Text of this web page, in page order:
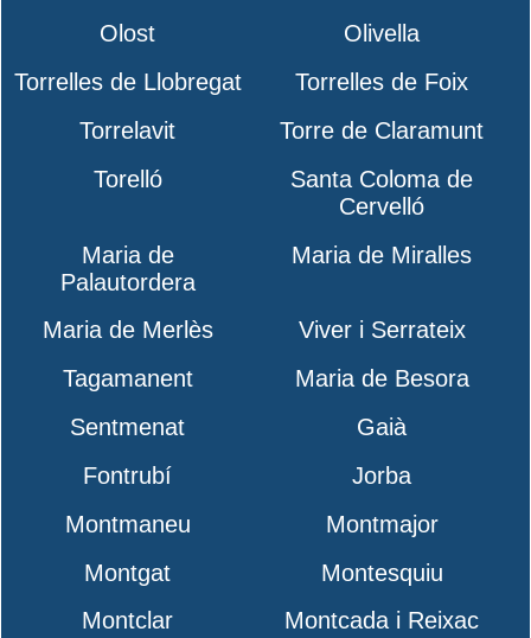
Olost
Olivella
Torrelles de Llobregat
Torrelles de Foix
Torrelavit
Torre de Claramunt
Torelló
Santa Coloma de
Cervelló
Maria de
Palautordera
Maria de Miralles
Maria de Merlès
Viver i Serrateix
Tagamanent
Maria de Besora
Sentmenat
Gaià
Fontrubí
Jorba
Montmaneu
Montmajor
Montgat
Montesquiu
Montclar
Montcada i Reixac